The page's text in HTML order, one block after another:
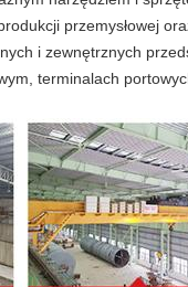
przemysłowej
i zewnętrznych
terminalach